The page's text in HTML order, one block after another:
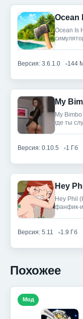
Ocean Is
Версия: 3.6.1.0 144
My
My
где ты
Версия: 0.10.5 1 Гб
Hey
Hey Phil
фанфик-
Версия: 5.11 1.9 Гб
Похожее
Мод